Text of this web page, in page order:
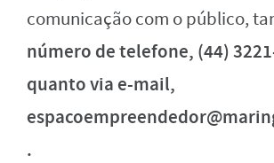
comunicação com o público,
número de telefone, (44)
quanto via e-mail,
.